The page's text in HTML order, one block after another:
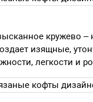
кружево –
изящные,
легкости и